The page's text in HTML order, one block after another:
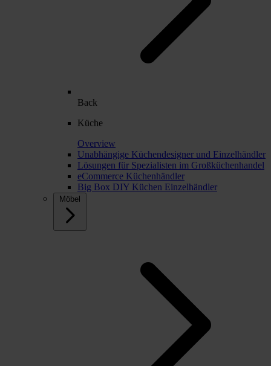
Back
Küche
Overview
Unabhängige Küchendesigner und Einzelhändler
Lösungen für Spezialisten im Großküchenhandel
eCommerce Küchenhändler
Big Box DIY Küchen Einzelhändler
Möbel